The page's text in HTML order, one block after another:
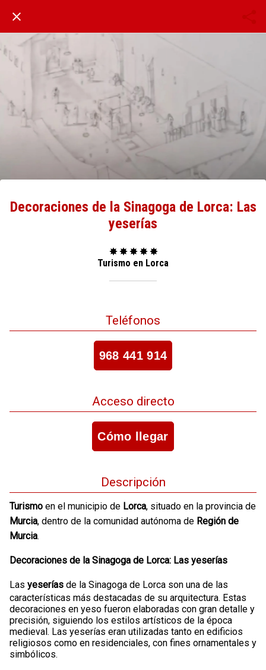
Decoraciones de la Sinagoga de Lorca: Las
yeserías
✸ ✸ ✸ ✸ ✸
Turismo en Lorca
Teléfonos
968 441 914
Acceso directo
Cómo llegar
Descripción
Turismo en el municipio de Lorca, situado en la provincia de
Murcia, dentro de la comunidad autónoma de Región de
Murcia.
Decoraciones de la Sinagoga de Lorca: Las yeserías
Las yeserías de la Sinagoga de Lorca son una de las
características más destacadas de su arquitectura. Estas
decoraciones en yeso fueron elaboradas con gran detalle y
precisión, siguiendo los estilos artísticos de la época
medieval. Las yeserías eran utilizadas tanto en edificios
religiosos como en residenciales, con fines ornamentales y
simbólicos.